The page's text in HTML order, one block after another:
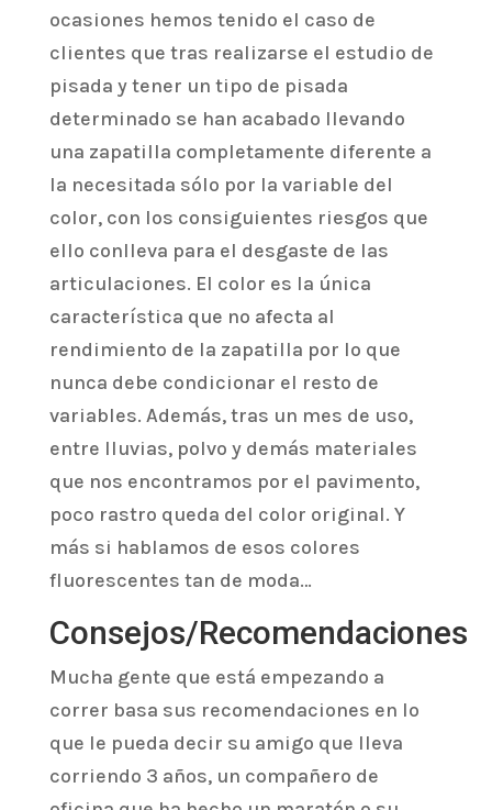
ocasiones hemos tenido el caso de
clientes que tras realizarse el estudio de
pisada y tener un tipo de pisada
determinado se han acabado llevando
una zapatilla completamente diferente a
la necesitada sólo por la variable del
color, con los consiguientes riesgos que
ello conlleva para el desgaste de las
articulaciones. El color es la única
característica que no afecta al
rendimiento de la zapatilla por lo que
nunca debe condicionar el resto de
variables. Además, tras un mes de uso,
entre lluvias, polvo y demás materiales
que nos encontramos por el pavimento,
poco rastro queda del color original. Y
más si hablamos de esos colores
fluorescentes tan de moda…
Consejos/Recomendaciones
Mucha gente que está empezando a
correr basa sus recomendaciones en lo
que le pueda decir su amigo que lleva
corriendo 3 años, un compañero de